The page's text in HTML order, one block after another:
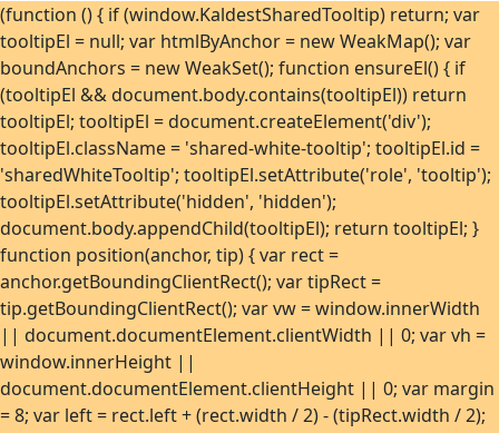
(function () { if (window.KaldestSharedTooltip) return; var
tooltipEl = null; var htmlByAnchor = new WeakMap(); var
boundAnchors = new WeakSet(); function ensureEl() { if
(tooltipEl && document.body.contains(tooltipEl)) return
tooltipEl; tooltipEl = document.createElement('div');
tooltipEl.className = 'shared-white-tooltip'; tooltipEl.id =
'sharedWhiteTooltip'; tooltipEl.setAttribute('role', 'tooltip');
tooltipEl.setAttribute('hidden', 'hidden');
document.body.appendChild(tooltipEl); return tooltipEl; }
function position(anchor, tip) { var rect =
anchor.getBoundingClientRect(); var tipRect =
tip.getBoundingClientRect(); var vw = window.innerWidth
|| document.documentElement.clientWidth || 0; var vh =
window.innerHeight ||
document.documentElement.clientHeight || 0; var margin
= 8; var left = rect.left + (rect.width / 2) - (tipRect.width / 2);